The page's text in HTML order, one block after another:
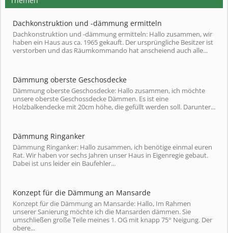
Dachkonstruktion und -dämmung ermitteln
Dachkonstruktion und -dämmung ermitteln: Hallo zusammen, wir
haben ein Haus aus ca. 1965 gekauft. Der ursprüngliche Besitzer ist
verstorben und das Räumkommando hat anscheiend auch alle...
Dämmung oberste Geschosdecke
Dämmung oberste Geschosdecke: Hallo zusammen, ich möchte
unsere oberste Geschossdecke Dämmen. Es ist eine
Holzbalkendecke mit 20cm höhe, die gefüllt werden soll. Darunter...
Dämmung Ringanker
Dämmung Ringanker: Hallo zusammen, ich benötige einmal euren
Rat. Wir haben vor sechs Jahren unser Haus in Eigenregie gebaut.
Dabei ist uns leider ein Baufehler...
Konzept für die Dämmung an Mansarde
Konzept für die Dämmung an Mansarde: Hallo, Im Rahmen
unserer Sanierung möchte ich die Mansarden dämmen. Sie
umschließen große Teile meines 1. OG mit knapp 75° Neigung. Der
obere...